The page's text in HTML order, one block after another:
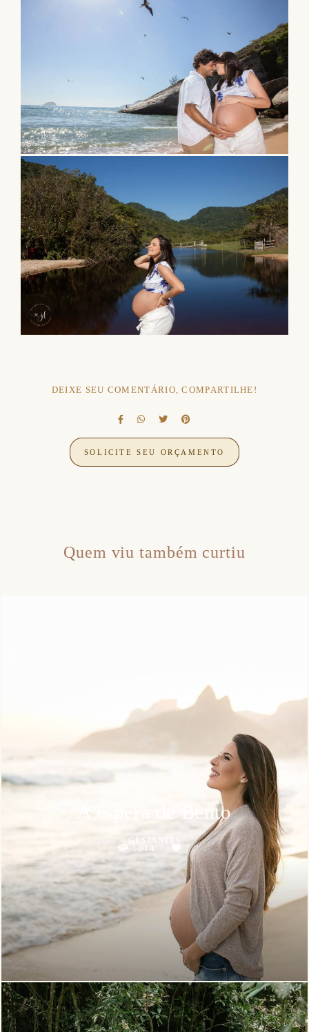
DEIXE SEU COMENTÁRIO, COMPARTILHE!
SOLICITE SEU ORÇAMENTO
Quem viu também curtiu
A espera de Bento
GESTANTES
1614 1